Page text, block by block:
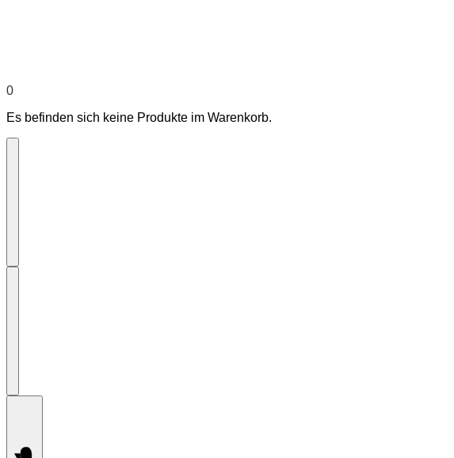
0
Es befinden sich keine Produkte im Warenkorb.